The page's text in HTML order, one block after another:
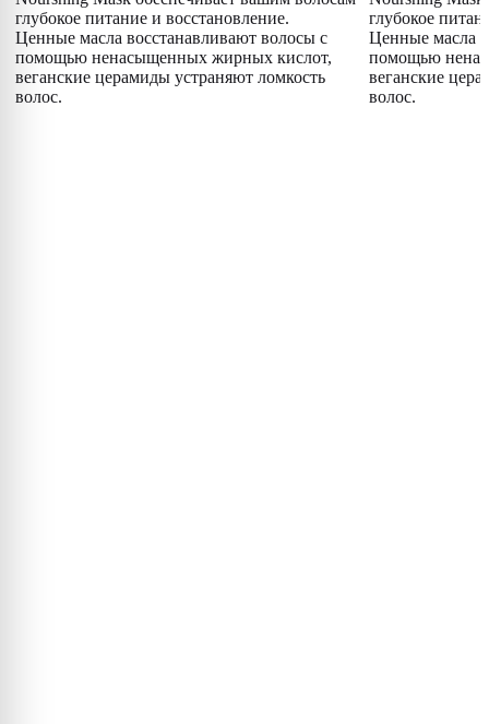
глубокое питание и восстановление.
Ценные масла восстанавливают волосы с
помощью ненасыщенных жирных кислот,
веганские церамиды устраняют ломкость
волос.
глубокое
Ценные масла
помощью
веганские
волос.